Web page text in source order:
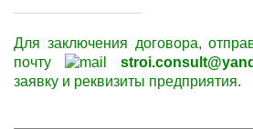
Для заключения договора,
почту
заявку и реквизиты предприятия.